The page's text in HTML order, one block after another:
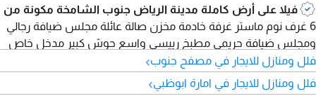
فيلا على أرض كاملة مدينة الرياض جنوب الشامخة مكونة من
6 غرف نوم ماستر غرفة خادمة مخزن صالة عائلة مجلس ضيافة رجالي
ومجلس ضيافة حريمي مطبخ رييسي واسع حوش كبير مدخل خاص
فلل ومنازل للايجار في مصفح جنوب›
فلل ومنازل للايجار في امارة ابوظبي›